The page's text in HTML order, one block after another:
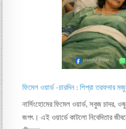
ফিমেল ওয়ার্ড -চারদিন : শিপ্রা তরফদার
নার্সিংহোমের ফিমেল ওয়ার্ড, সবুজ চাদর,
জগৎ। এই ওয়ার্ডে কাটলো নিবেদিতার